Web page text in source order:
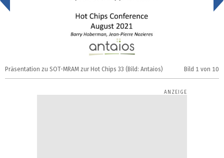
Präsentation zu SOT-MRAM zur Hot Chips 33 (Bild: Antaios) Bild 1 von 10
<